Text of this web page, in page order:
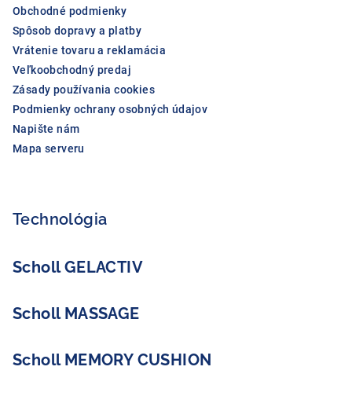
Obchodné podmienky
Spôsob dopravy a platby
Vrátenie tovaru a reklamácia
Veľkoobchodný predaj
Zásady používania cookies
Podmienky ochrany osobných údajov
Napište nám
Mapa serveru
Technológia
Scholl GELACTIV
Scholl MASSAGE
Scholl MEMORY CUSHION